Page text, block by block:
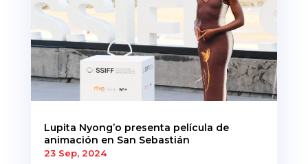
Lupita Nyong’o presenta película de
animación en San Sebastián
23 Sep, 2024